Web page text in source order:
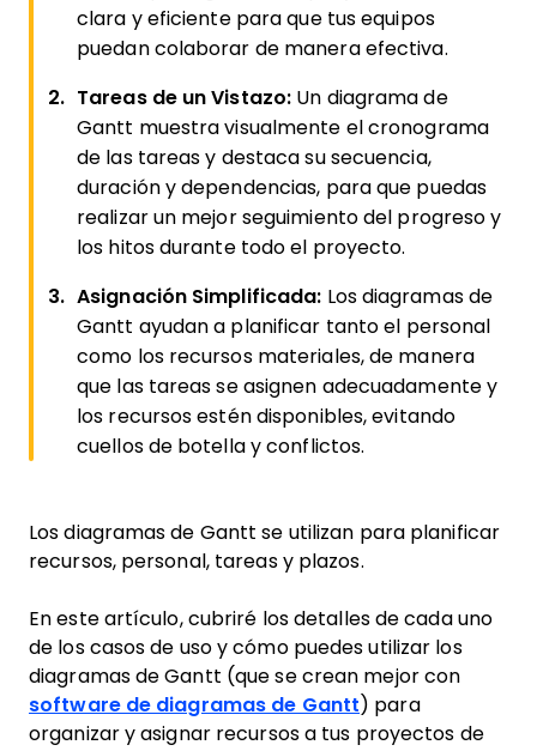
clara y eficiente para que tus equipos
puedan colaborar de manera efectiva.
Tareas de un Vistazo: Un diagrama de
Gantt muestra visualmente el cronograma
de las tareas y destaca su secuencia,
duración y dependencias, para que puedas
realizar un mejor seguimiento del progreso y
los hitos durante todo el proyecto.
Asignación Simplificada: Los diagramas de
Gantt ayudan a planificar tanto el personal
como los recursos materiales, de manera
que las tareas se asignen adecuadamente y
los recursos estén disponibles, evitando
cuellos de botella y conflictos.
Los diagramas de Gantt se utilizan para planificar
recursos, personal, tareas y plazos.
En este artículo, cubriré los detalles de cada uno
de los casos de uso y cómo puedes utilizar los
diagramas de Gantt (que se crean mejor con
software de diagramas de Gantt ) para
organizar y asignar recursos a tus proyectos de